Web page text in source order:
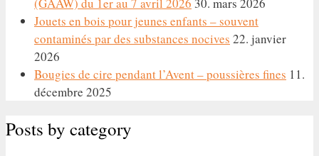
(GAAW) du 1er au 7 avril 2026 30. mars 2026
Jouets en bois pour jeunes enfants – souvent
contaminés par des substances nocives 22. janvier
2026
Bougies de cire pendant l’Avent – poussières fines 11.
décembre 2025
Posts by category